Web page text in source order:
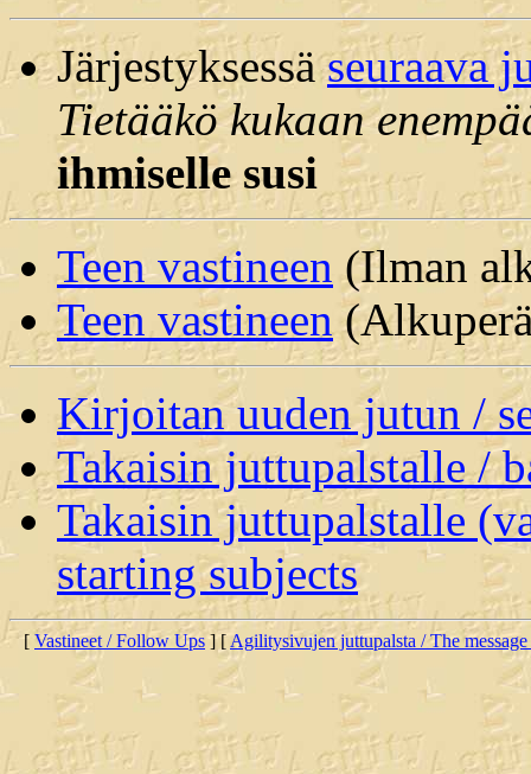
Järjestyksessäseuraava
Tietääkö kukaan
ihmiselle susi
Teen vastineen (Ilman
Teen vastineen
Kirjoitan uuden jutun /
Takaisin juttupalstalle /
Takaisin juttupalstalle
starting subjects
[ Vastineet / Follow Ups] [Agilitysivujen juttupalsta / The